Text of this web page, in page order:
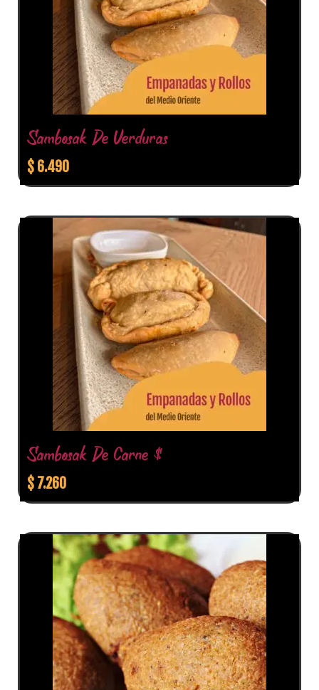
Sambosak De Verduras
$ 6.490
Sambosak De Carne $
$ 7.260